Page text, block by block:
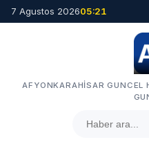
7 Agustos 202605:21
AFYONKARAHISAR GUNCEL